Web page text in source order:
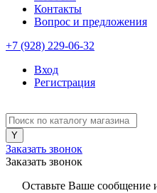
Контакты
Вопрос и предложения
+7 (928) 229-06-32
Вход
Регистрация
Заказать звонок
Заказать звонок
Оставьте Ваше сообщение